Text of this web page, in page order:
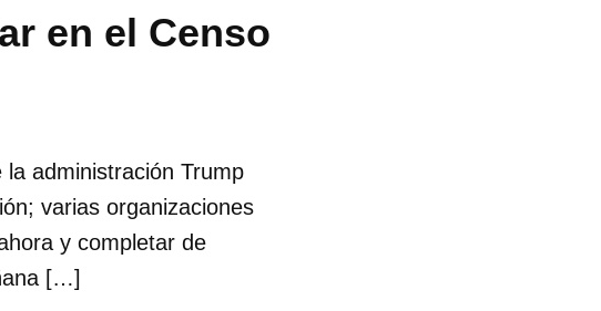
en el Censo
administración Trump
varias organizaciones
y completar de
[…]